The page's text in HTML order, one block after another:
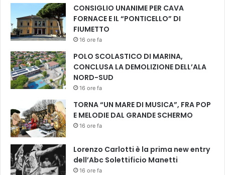
CONSIGLIO UNANIME PER CAVA
FORNACE E IL “PONTICELLO” DI
FIUMETTO
16 ore fa
POLO SCOLASTICO DI MARINA,
CONCLUSA LA DEMOLIZIONE DELL’ALA
NORD-SUD
16 ore fa
TORNA “UN MARE DI MUSICA”, FRA POP
E MELODIE DAL GRANDE SCHERMO
16 ore fa
Lorenzo Carlotti è la prima new entry
dell’Abc Solettificio Manetti
16 ore fa